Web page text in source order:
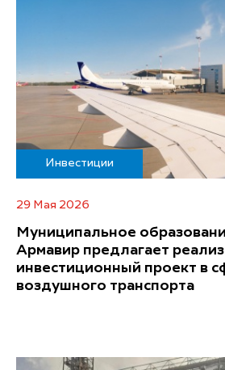
Инвестиции
29 Мая 2026
Муниципальное
Армавир предлагает
инвестиционный проект в
воздушного транспорта